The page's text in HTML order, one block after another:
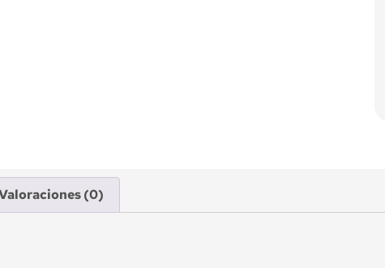
(0)